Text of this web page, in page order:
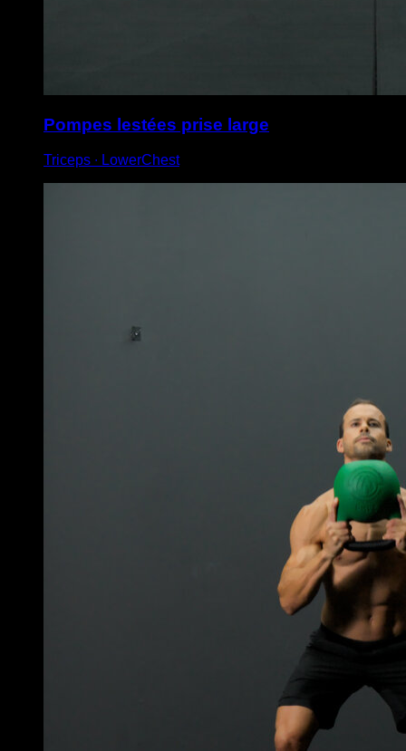
Pompes lestées prise large
Triceps ∙ LowerChest